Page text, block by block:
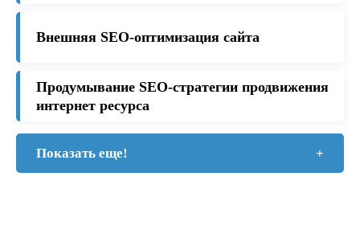
Внешняя SEO-оптимизация сайта
Продумывание SEO-стратегии продвижения
интернет ресурса
Показать еще! +